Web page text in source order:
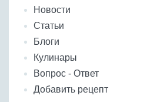
Новости
Статьи
Блоги
Кулинары
Вопрос - Ответ
Добавить рецепт